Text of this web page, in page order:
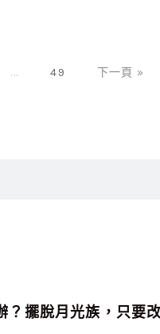
... 49 下一頁 »
？擺脫月光族，只要